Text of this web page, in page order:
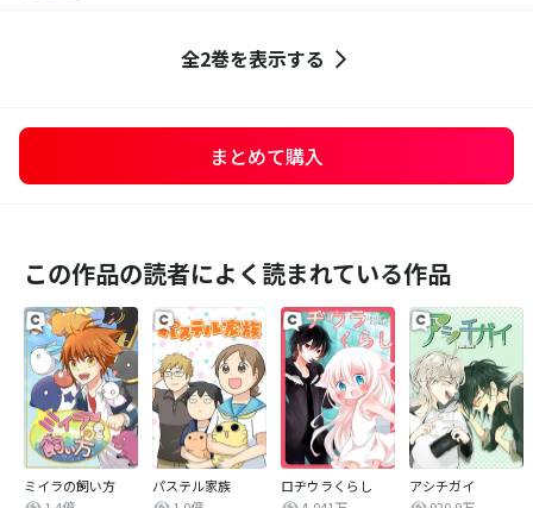
全2巻を表示する
まとめて購入
この作品の読者によく読まれている作品
ミイラの飼い方
パステル家族
ロヂウラくらし
アシチガイ